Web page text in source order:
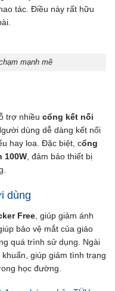
tác. Điều này rất hữu
mạnh mẽ
trợ nhiều cổng kết nối
dùng dễ dàng kết nối
hay loa. Đặc biệt, cổng
100W , đảm bảo thiết bị
dùng
Free , giúp giảm ánh
bảo vệ mắt của giáo
quá trình sử dụng. Ngài
giúp giảm tình trạng
học đường.